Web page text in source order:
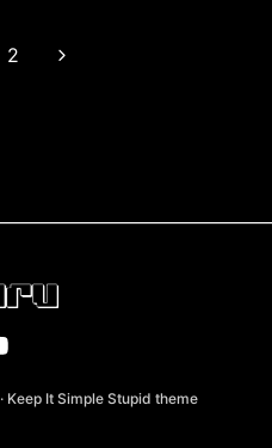
2
· Keep It Simple Stupid theme